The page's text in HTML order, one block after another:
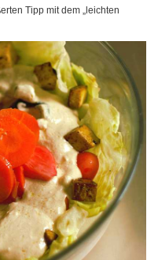
Tipp mit dem „leichten